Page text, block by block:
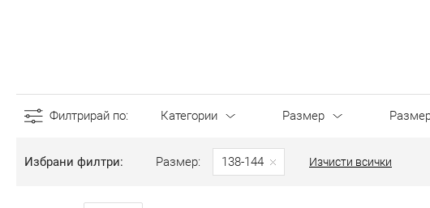
Филтрирай по Категории Размер
Избрани филтри Размер 138-144 Изчисти всички